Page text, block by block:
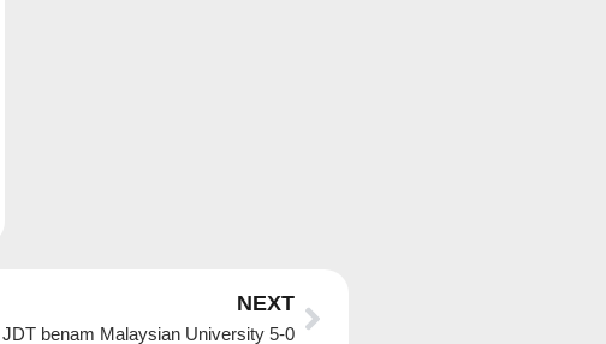
NEXT
JDT benam Malaysian University 5-0
Next